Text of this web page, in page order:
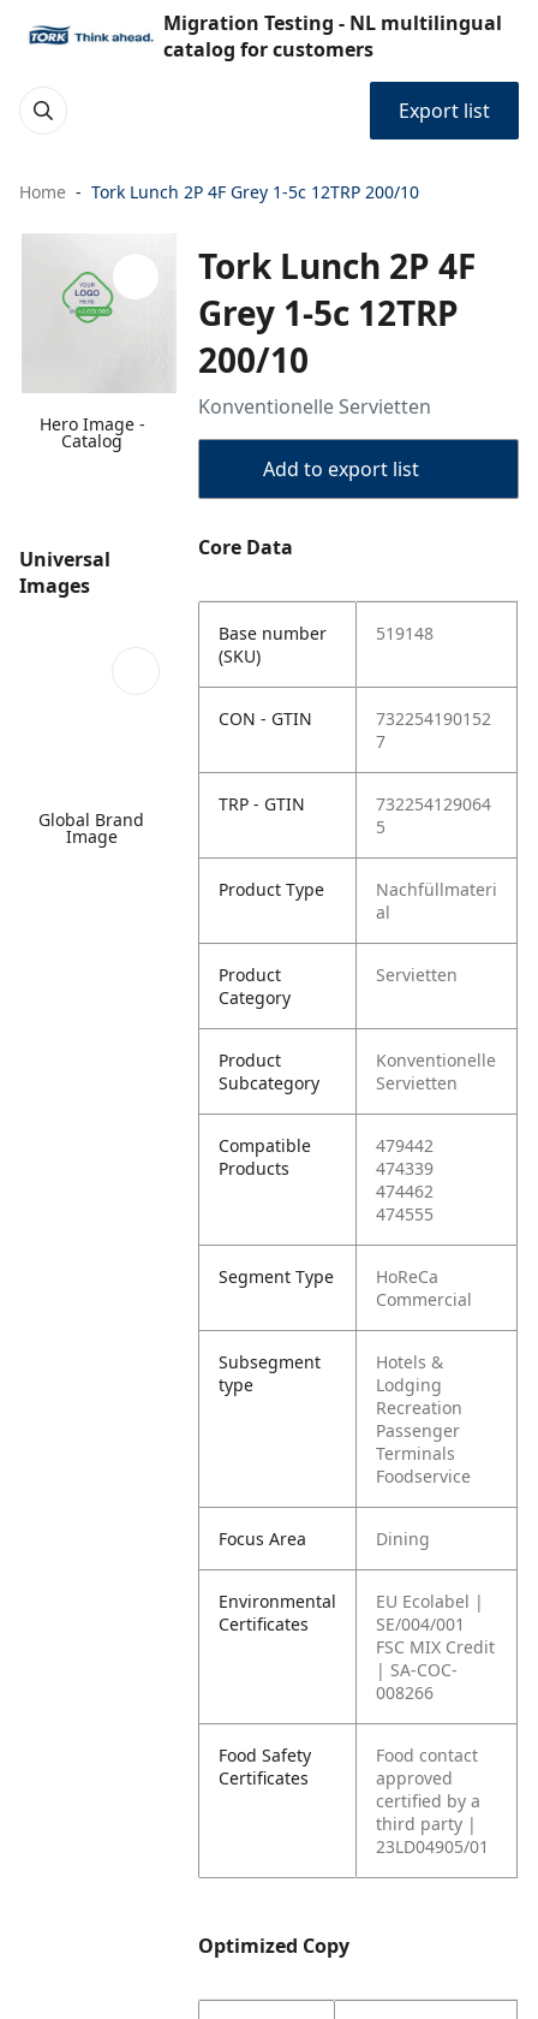
Migration Testing - NL multilingual
catalog for customers
Export list
Home Tork Lunch 2P 4F Grey 1-5c 12TRP 200/10
Hero Image -
Catalog
Universal
Images
Global Brand
Image
Tork Lunch 2P 4F
Grey 1-5c 12TRP
200/10
Konventionelle Servietten
Add to export list
Core Data
Base number
(SKU)
519148
CON - GTIN
732254190152
7
TRP - GTIN
732254129064
5
Product Type
Nachfüllmateri
al
Product
Category
Servietten
Product
Subcategory
Konventionelle
Servietten
Compatible
Products
479442
474339
474462
474555
Segment Type
HoReCa
Commercial
Subsegment
type
Hotels &
Lodging
Recreation
Passenger
Terminals
Foodservice
Focus Area Dining
Environmental
Certificates
EU Ecolabel |
SE/004/001
FSC MIX Credit
| SA-COC-
008266
Food Safety
Certificates
Food contact
approved
certified by a
third party |
23LD04905/01
Optimized Copy